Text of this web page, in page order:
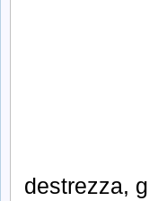
destrezza,